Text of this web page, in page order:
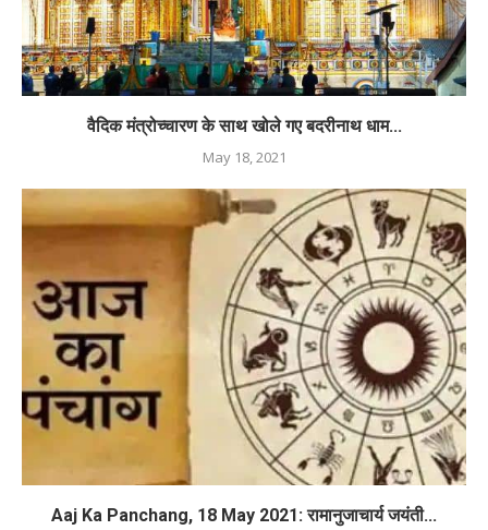
वैदिक मंत्रोच्चारण के साथ खोले गए बदरीनाथ धाम...
May 18, 2021
Aaj Ka Panchang, 18 May 2021: रामानुजाचार्य जयंती...